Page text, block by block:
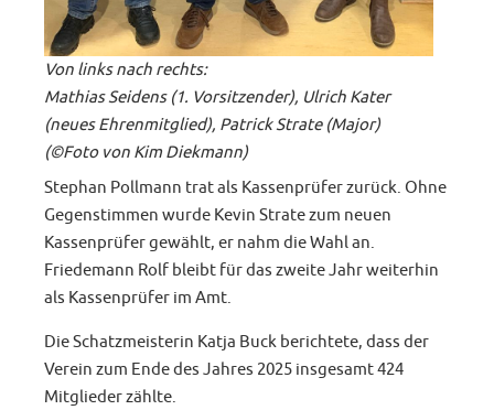
Von links nach rechts:
Mathias Seidens (1. Vorsitzender), Ulrich Kater
(neues Ehrenmitglied), Patrick Strate (Major)
(©Foto von Kim Diekmann)
Stephan Pollmann trat als Kassenprüfer zurück. Ohne
Gegenstimmen wurde Kevin Strate zum neuen
Kassenprüfer gewählt, er nahm die Wahl an.
Friedemann Rolf bleibt für das zweite Jahr weiterhin
als Kassenprüfer im Amt.
Die Schatzmeisterin Katja Buck berichtete, dass der
Verein zum Ende des Jahres 2025 insgesamt 424
Mitglieder zählte.